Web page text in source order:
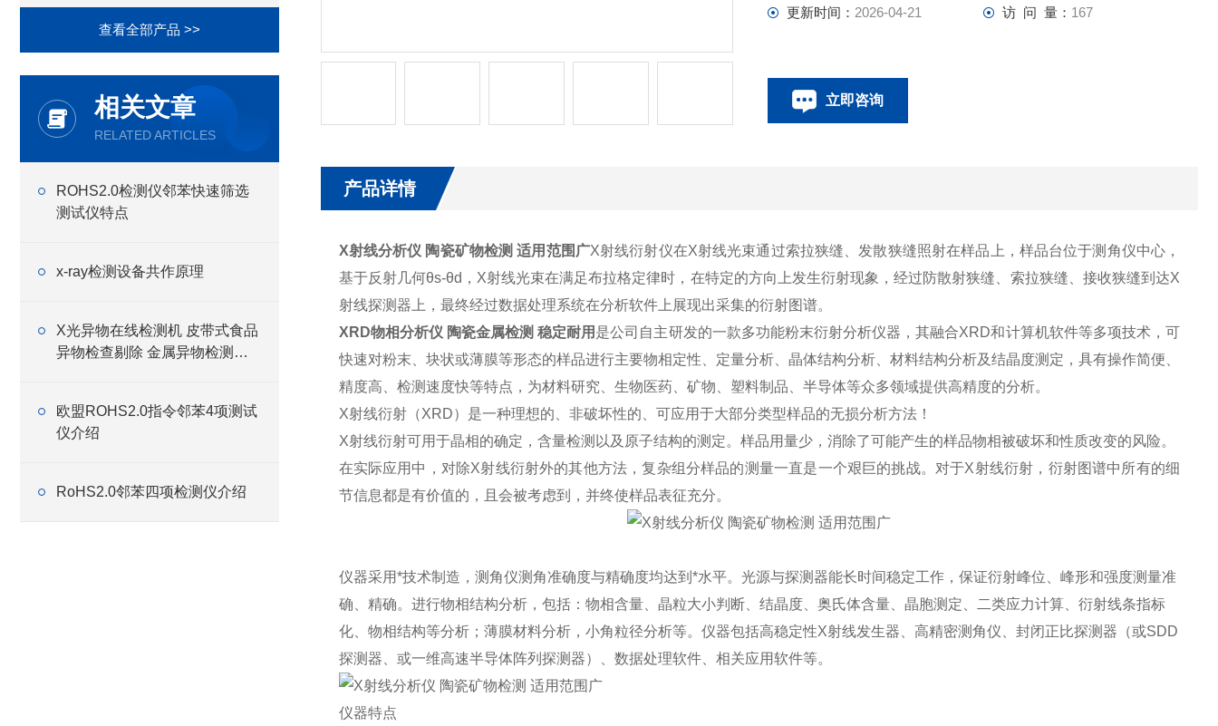
查看全部产品 >>
相关文章
RELATED ARTICLES
ROHS2.0检测仪邻苯快速筛选
测试仪特点
x-ray检测设备共作原理
X光异物在线检测机 皮带式食品
异物检查剔除 金属异物检测排
欧盟ROHS2.0指令邻苯4项测试
仪介绍
RoHS2.0邻苯四项检测仪介绍
更新时间： 2026-04-21 访 问 量： 167
立即咨询
产品详情
X射线分析仪 陶瓷矿物检测 适用范围广X射线衍射仪在X射线光束通过索拉狭缝 、发散狭缝照射在样品上，样品台位于测角仪中心，
基于反射几何θs-θd，X射线光束在满足布拉格定律时，在特定的方向上发生衍射现象，经过防散射狭缝、索拉狭缝 、接收狭缝到达X
射线探测器上，最终经过数据处理系统在分析软件上展现出采集的衍射图谱。
XRD物相分析仪 陶瓷金属检测 稳定耐用 是公司自主研发的一款多功能粉末衍射分析仪器，其融合XRD和计算机软件等多项技术，可
快速对粉末、块状或薄膜等形态的样品进行主要物相定性、定量分析、晶体结构分析、材料结构分析及结晶度测定，具有操作简便、
精度高、检测速度快等特点，为材料研究、生物医药、矿物、塑料制品、半导体等众多领域提供高精度的分析。
X射线衍射（XRD）是一种理想的、非破坏性的、可应用于大部分类型样品的无损分析方法！
X射线衍射可用于晶相的确定，含量检测以及原子结构的测定。样品用量少，消除了可能产生的样品物相被破坏和性质改变的风险。
在实际应用中，对除X射线衍射外的其他方法，复杂组分样品的测量一直是一个艰巨的挑战。对于X射线衍射，衍射图谱中所有的细
节信息都是有价值的，且会被考虑到，并终使样品表征充分。
仪器采用*技术制造，测角仪测角准确度与精确度均达到*水平。光源与探测器能长时间稳定工作，保证衍射峰位、峰形和强度测量准
确、精确。进行物相结构分析，包括：物相含量、晶粒大小判断、结晶度、奥氏体含量、晶胞测定、二类应力计算、衍射线条指标
化、物相结构等分析；薄膜材料分析，小角粒径分析等。仪器包括高稳定性X射线发生器、高精密测角仪、封闭正比探测器（或SDD
探测器、或一维高速半导体阵列探测器）、数据处理软件、相关应用软件等。
仪器特点